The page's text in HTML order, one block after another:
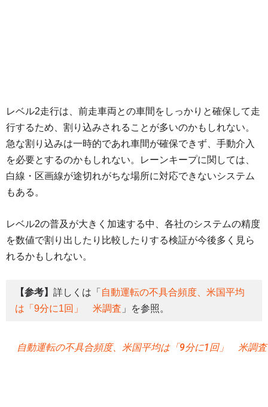
レベル2走行は、前走車両との車間をしっかりと確保して走
行するため、割り込みされることが多いのかもしれない。
急な割り込みは一時的であれ車間が確保できず、手動介入
を必要とするのかもしれない。レーンキープに関しては、
白線・区画線が途切れがちな場所に対応できないシステム
もある。
レベル2の普及が大きく加速する中、各社のシステムの精度
を数値で割り出したり比較したりする検証が今後多く見ら
れるかもしれない。
【参考】 詳しくは「 自動運転の不具合頻度、米国平均
は「9分に1回」 米調査 」を参照。
自動運転の不具合頻度、米国平均は「9分に1回」 米調査